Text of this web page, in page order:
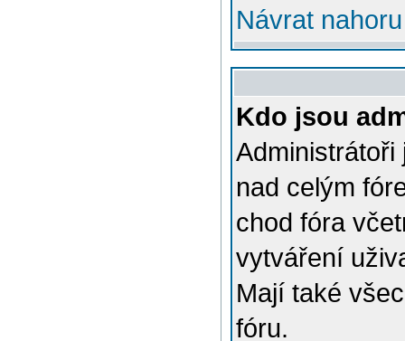
Návrat nahoru
Kdo jsou
nad celým
chod fóra
vytváření
Mají také
fóru.